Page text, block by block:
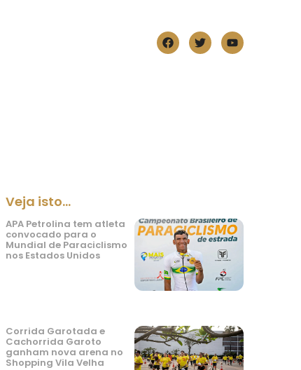
Veja isto...
APA Petrolina tem atleta
convocado para o
Mundial de Paraciclismo
nos Estados Unidos
Corrida Garotada e
Cachorrida Garoto
ganham nova arena no
Shopping Vila Velha